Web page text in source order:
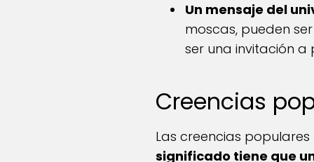
Un mensaje del
moscas, pueden
ser una invitación a
Creencias
Las creencias
significado tiene que